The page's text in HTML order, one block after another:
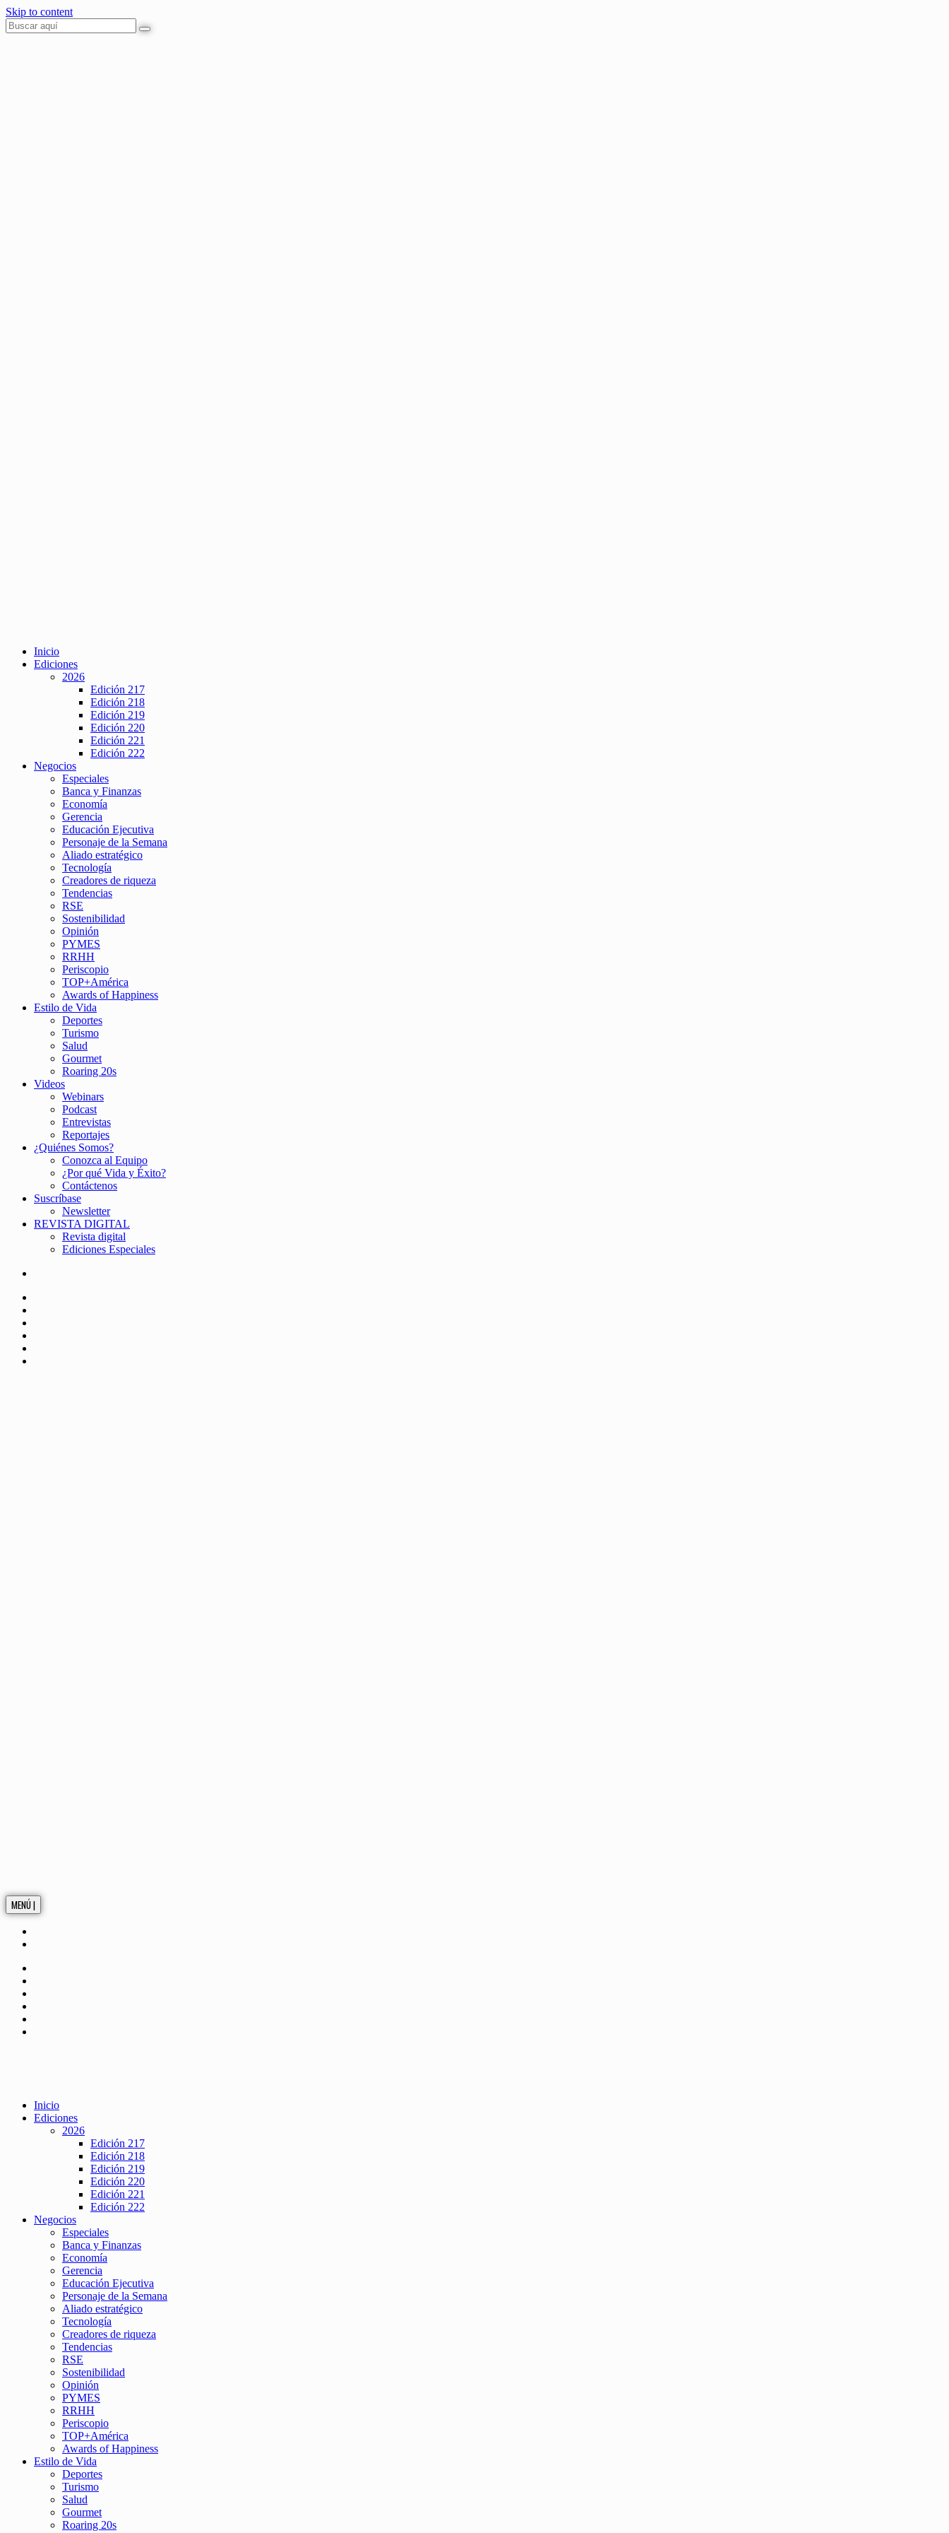
Skip to content
Inicio
Ediciones
2026
Edición 217
Edición 218
Edición 219
Edición 220
Edición 221
Edición 222
Negocios
Especiales
Banca y Finanzas
Economía
Gerencia
Educación Ejecutiva
Personaje de la Semana
Aliado estratégico
Tecnología
Creadores de riqueza
Tendencias
RSE
Sostenibilidad
Opinión
PYMES
RRHH
Periscopio
TOP+América
Awards of Happiness
Estilo de Vida
Deportes
Turismo
Salud
Gourmet
Roaring 20s
Videos
Webinars
Podcast
Entrevistas
Reportajes
¿Quiénes Somos?
Conozca al Equipo
¿Por qué Vida y Éxito?
Contáctenos
Suscríbase
Newsletter
REVISTA DIGITAL
Revista digital
Ediciones Especiales
MENÚ |
Inicio
Ediciones
2026
Edición 217
Edición 218
Edición 219
Edición 220
Edición 221
Edición 222
Negocios
Especiales
Banca y Finanzas
Economía
Gerencia
Educación Ejecutiva
Personaje de la Semana
Aliado estratégico
Tecnología
Creadores de riqueza
Tendencias
RSE
Sostenibilidad
Opinión
PYMES
RRHH
Periscopio
TOP+América
Awards of Happiness
Estilo de Vida
Deportes
Turismo
Salud
Gourmet
Roaring 20s